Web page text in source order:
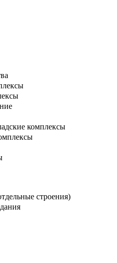
комплексы
строения)